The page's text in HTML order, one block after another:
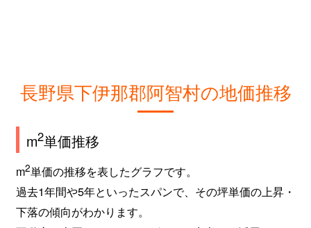
長野県下伊那郡阿智村の地価推移
m2単価推移
m2単価の推移を表したグラフです。
過去1年間や5年といったスパンで、その坪単価の上昇・
下落の傾向がわかります。